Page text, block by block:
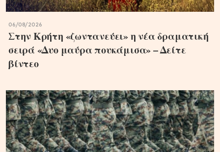
06/08/2026
Στην Κρήτη «ζωντανεύει» η νέα δραματική
σειρά «Δυο μαύρα πουκάμισα» – Δείτε
βίντεο